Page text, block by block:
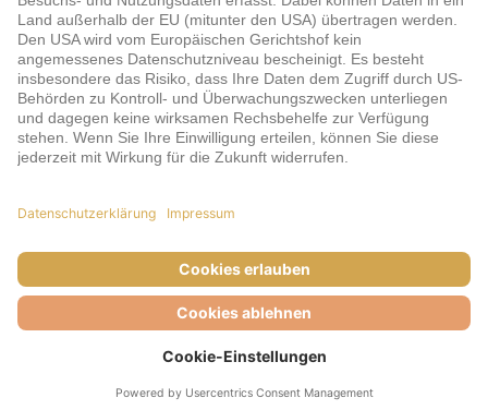
Zahlungsarten & Sicherheit
AGB
Datenschutz